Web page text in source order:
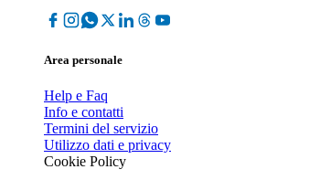
Area personale
Help e Faq
Info e contatti
Termini del servizio
Utilizzo dati e privacy
Cookie Policy